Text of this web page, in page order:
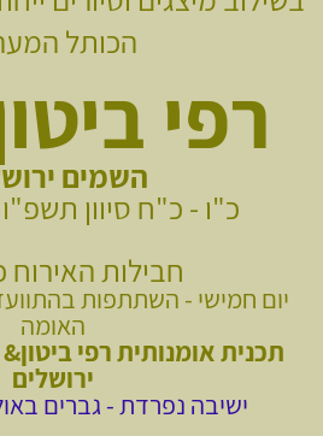
הכותל
רפי
השמים
כ"ו - כ"ח סיוון תשפ"ו 11-13.6.26
חבילות האירוח
יום חמישי - השתתפות
האומה
תכנית אומנותית רפי
ירושלים
ישיבה נפרדת - גברים